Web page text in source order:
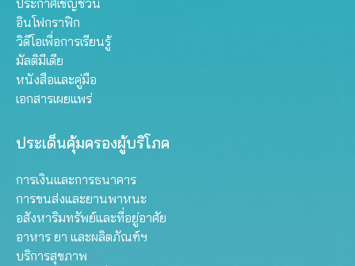
ประกาศเชิญชวน
อินโฟกราฟิก
วิดีโอเพื่อการเรียนรู้
มัลติมีเดีย
หนังสือและคู่มือ
เอกสารเผยแพร่
ประเด็นคุ้มครองผู้บริโภค
การเงินและการธนาคาร
การขนส่งและยานพาหนะ
อสังหาริมทรัพย์และที่อยู่อาศัย
อาหาร ยา และผลิตภัณฑ์ฯ
บริการสุขภาพ